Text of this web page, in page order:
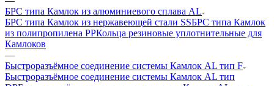
БРС типа Камлок из алюминиевого сплава AL
БРС типа Камлок из нержавеющей стали SSБРС типа Камлок
из полипропилена PPКольца резиновые уплотнительные для
Камлоков
—
Быстроразъёмное соединение системы Камлок AL тип F
Быстроразъёмное соединение системы Камлок AL тип